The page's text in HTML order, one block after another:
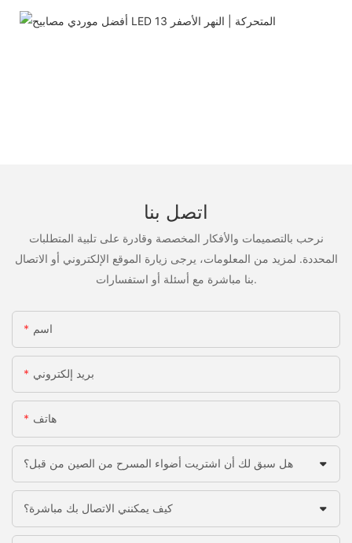
اتصل بنا
نرحب بالتصميمات والأفكار المخصصة وقادرة على تلبية المتطلبات
المحددة. لمزيد من المعلومات، يرجى زيارة الموقع الإلكتروني أو الاتصال
بنا مباشرة مع أسئلة أو استفسارات.
اسم
بريد إلكتروني
هاتف
هل سبق لك أن اشتريت أضواء المسرح من الصين من قبل؟
كيف يمكنني الاتصال بك مباشرة؟